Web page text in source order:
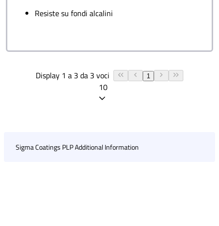
Resiste su fondi alcalini
Display 1 a 3 da 3 voci 1
10
Sigma Coatings PLP Additional Information